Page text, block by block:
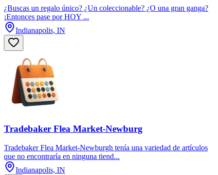
¿Buscas un regalo único? ¿Un coleccionable? ¿O una gran ganga?
¡Entonces pase por HOY ...
Indianapolis, IN
Tradebaker Flea Market-Newburg
Tradebaker Flea Market-Newburgh tenía una variedad de artículos
que no encontraría en ninguna tiend...
Indianapolis, IN